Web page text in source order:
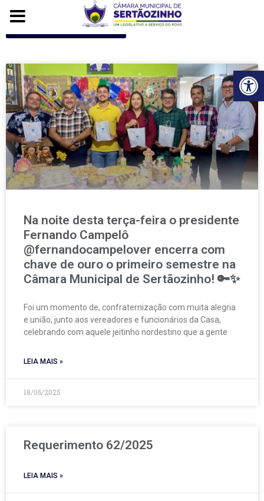
Voltar para o início
Na noite desta terça-feira o presidente
Fernando Campelô
@fernandocampelover encerra com
chave de ouro o primeiro semestre na
Câmara Municipal de Sertãozinho! 🔑✨
Foi um momento de, confraternização com muita alegria
e união, junto aos vereadores e funcionários da Casa,
celebrando com aquele jeitinho nordestino que a gente
LEIA MAIS »
18/06/2025
Requerimento 62/2025
LEIA MAIS »